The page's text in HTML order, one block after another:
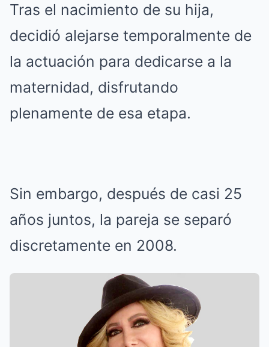
Tras el nacimiento de su hija,
decidió alejarse temporalmente de
la actuación para dedicarse a la
maternidad, disfrutando
plenamente de esa etapa.
Sin embargo, después de casi 25
años juntos, la pareja se separó
discretamente en 2008.